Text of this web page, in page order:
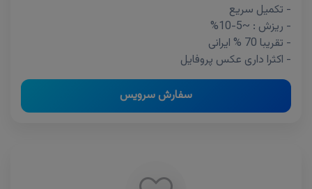
- تکمیل سریع
- ریزش : ~5-10%
- تقریبا 70 % ایرانی
- اکثرا داری عکس پروفایل
سفارش سرویس